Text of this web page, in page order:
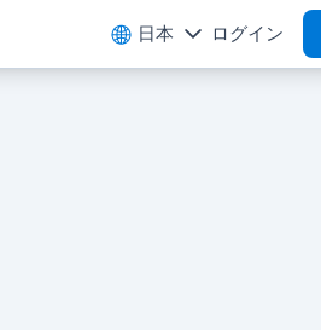
日本 ログイン